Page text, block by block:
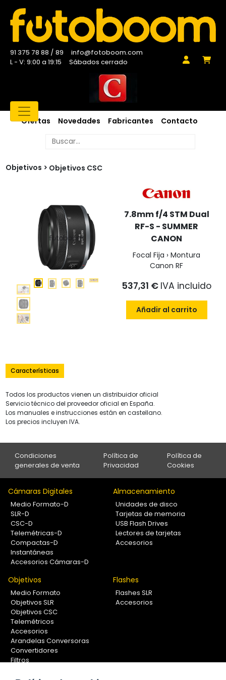
91 375 78 88 / 89
info@fotoboom.com
L - V: 9:00 a 19:15
Sábados cerrado
Ofertas Novedades Fabricantes Contacto
Objetivos Objetivos CSC
7.8mm f/4 STM Dual
RF-S - SUMMER
CANON
Focal Fija › Montura
Canon RF
537,31 € IVA incluido
Añadir al carrito
Características
Todos los productos vienen un distribuidor oficial
Servicio técnico del proveedor oficial en España.
Los manuales e instrucciones están en castellano.
Los precios incluyen IVA.
Condiciones
generales de venta
Política de
Privacidad
Política de
Cookies
Cámaras Digitales
Medio Formato-D
SLR-D
CSC-D
Telemétricas-D
Compactas-D
Instantáneas
Accesorios Cámaras-D
Almacenamiento
Unidades de disco
Tarjetas de memoria
USB Flash Drives
Lectores de tarjetas
Accesorios
Objetivos
Medio Formato
Objetivos SLR
Objetivos CSC
Telemétricos
Accesorios
Arandelas Conversoras
Convertidores
Filtros
Flashes
Flashes SLR
Accesorios